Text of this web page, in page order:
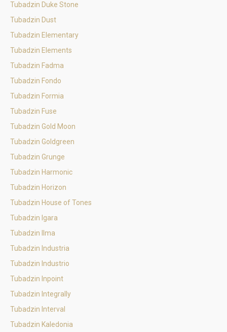
Tubadzin Duke Stone
Tubadzin Dust
Tubadzin Elementary
Tubadzin Elements
Tubadzin Fadma
Tubadzin Fondo
Tubadzin Formia
Tubadzin Fuse
Tubadzin Gold Moon
Tubadzin Goldgreen
Tubadzin Grunge
Tubadzin Harmonic
Tubadzin Horizon
Tubadzin House of Tones
Tubadzin Igara
Tubadzin Ilma
Tubadzin Industria
Tubadzin Industrio
Tubadzin Inpoint
Tubadzin Integrally
Tubadzin Interval
Tubadzin Kaledonia